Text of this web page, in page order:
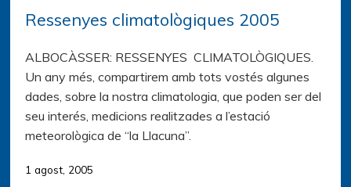
Ressenyes climatològiques 2005
ALBOCÀSSER: RESSENYES CLIMATOLÒGIQUES.
Un any més, compartirem amb tots vostés algunes
dades, sobre la nostra climatologia, que poden ser del
seu interés, medicions realitzades a l’estació
meteorològica de “la Llacuna”.
1 agost, 2005